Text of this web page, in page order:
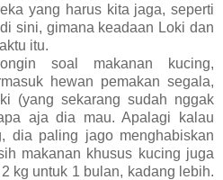
yang harus kita jaga, seperti
sini, gimana keadaan Loki dan
itu.
soal makanan kucing,
hewan pemakan segala,
(yang sekarang sudah nggak
aja dia mau. Apalagi kalau
dia paling jago menghabiskan
makanan khusus kucing juga
kg untuk 1 bulan, kadang lebih.